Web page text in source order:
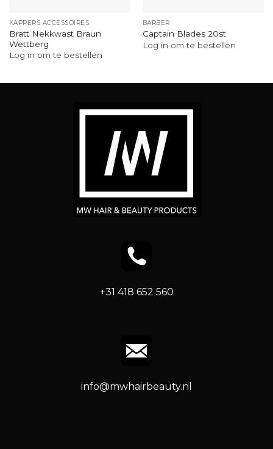
KAPPERS ACCESSOIRES
Bratt Nekkwast Braun
Wettberg
Log in om te bestellen
BARBER
Captain Blades 20st
Log in om te bestellen
+31 418 652 560
info@mwhairbeauty.nl